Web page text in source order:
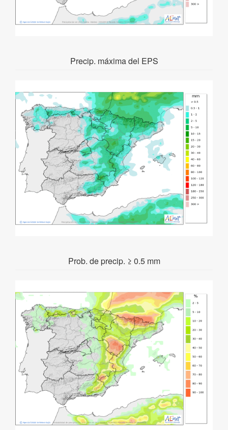
Precip. máxima del EPS
Prob. de precip. ≥ 0.5 mm